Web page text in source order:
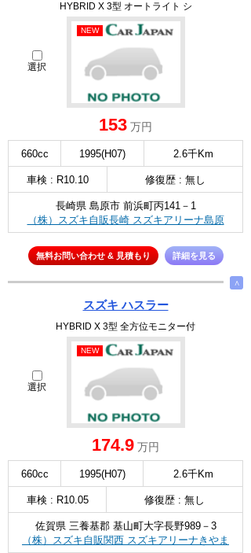
HYBRID X 3型 オートライト シ
選択
NEW
153 万円
660cc 1995(H07) 2.6千Km
車検 : R10.10 修復歴 : 無し
長崎県 島原市 前浜町丙141－1
（株）スズキ自販長崎 スズキアリーナ島原
無料お問い合わせ & 見積もり 詳細を見る
∧
スズキ ハスラー
HYBRID X 3型 全方位モニター付
選択
NEW
174.9 万円
660cc 1995(H07) 2.6千Km
車検 : R10.05 修復歴 : 無し
佐賀県 三養基郡 基山町大字長野989－3
（株）スズキ自販関西 スズキアリーナきやま